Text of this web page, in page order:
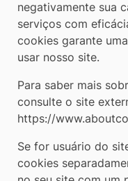
negativamente sua
serviços com
cookies garante
usar nosso site.
Para saber mais
consulte o site
https://
Se for usuário do
cookies